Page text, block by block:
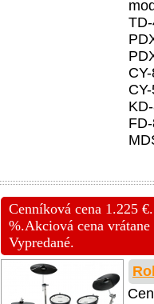
Cenníková cena 1.225
%.Akciová cena
Vypredané.